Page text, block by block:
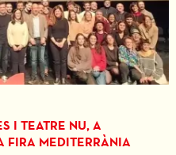
I TEATRE NU, A
FIRA MEDITERRÀNIA